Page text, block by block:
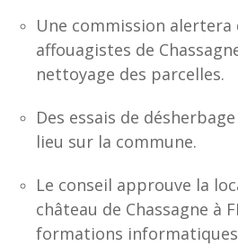
Une commission alertera
affouagistes de
nettoyage des parcelles.
Des essais de
lieu sur la commune.
Le conseil approuve la
château de Chassagne à
formations